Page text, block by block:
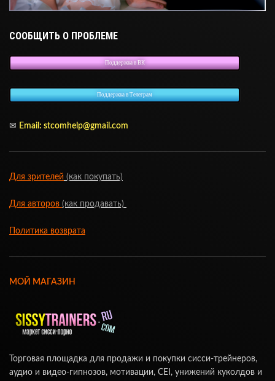
СООБЩИТЬ О ПРОБЛЕМЕ
Поддержка в ВК
Поддержка в Телеграм
✉ Email: stcomhelp@gmail.com
Для зрителей (как покупать)
Для авторов (как продавать)
Политика возврата
МОЙ МАГАЗИН
Торговая площадка для продажи и покупки сисси-трейнеров,
аудио и видео-гипнозов, мотивации, CEI, унижений куколдов и